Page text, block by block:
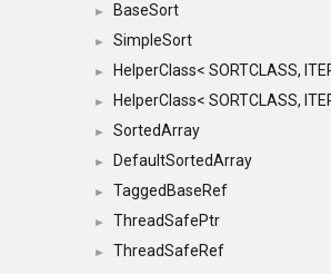
► BaseSort
► SimpleSort
► HelperClass< SORTCLASS,
► HelperClass< SORTCLASS,
► SortedArray
► DefaultSortedArray
► TaggedBaseRef
► ThreadSafePtr
►
ThreadSafeRef